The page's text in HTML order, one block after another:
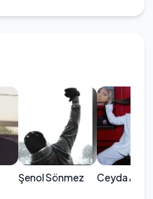
Şenol Sönmez Ceyda Ateş